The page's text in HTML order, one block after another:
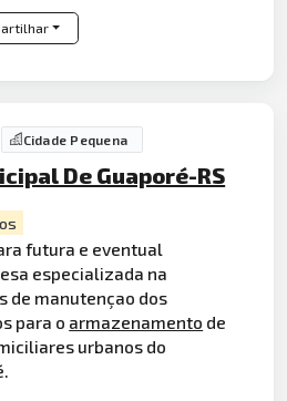
Cidade Pequena
De Guaporé-RS
futura e eventual
especializada na
de manutençao dos
para o armazenamento de
urbanos do